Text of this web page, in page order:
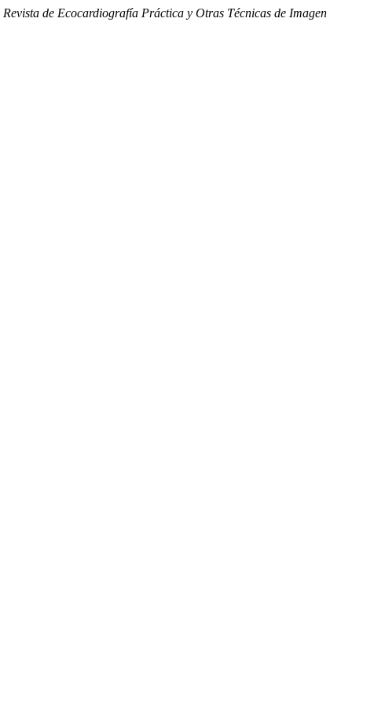
Revista de Ecocardiografía Práctica y Otras Técnicas de Imagen